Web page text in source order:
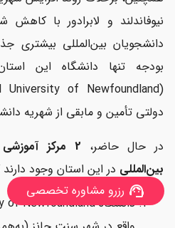
نیوفاندلند و لابرادور با کاهش
بودجه تنها دانشگاه این
دولتی تأمین و مابقی از شهریه
در حال حاضر،
2 مرکز
بین‌المللی در این استان وجود دارند
support_agent رزرو مشاوره تخصصی